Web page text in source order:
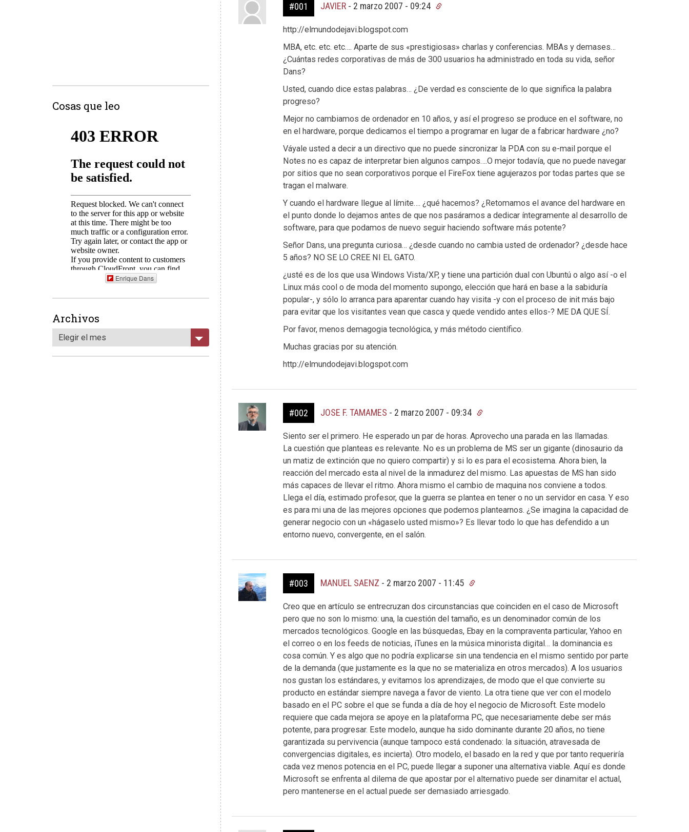
#001 JAVIER- 2 marzo 2007 - 09:24
http://elmundodejavi.blogspot.com
MBA, etc. etc. etc…. Aparte de sus «prestigiosas» charlas y conferencias. MBAs y demases…
¿Cuántas redes corporativas de más de 300 usuarios ha administrado en toda su vida, señor
Dans?
Usted, cuando dice estas palabras… ¿De verdad es consciente de lo que significa la palabra
progreso?
Mejor no cambiamos de ordenador en 10 años, y así el progreso se produce en el software, no
en el hardware, porque dedicamos el tiempo a programar en lugar de a fabricar hardware ¿no?
Váyale usted a decir a un directivo que no puede sincronizar la PDA con su e-mail porque el
Notes no es capaz de interpretar bien algunos campos….O mejor todavía, que no puede navegar
por sitios que no sean corporativos porque el FireFox tiene agujerazos por todas partes que se
tragan el malware.
Y cuando el hardware llegue al límite…. ¿qué hacemos? ¿Retomamos el avance del hardware en
el punto donde lo dejamos antes de que nos pasáramos a dedicar íntegramente al desarrollo de
software, para que podamos de nuevo seguir haciendo software más potente?
Señor Dans, una pregunta curiosa… ¿desde cuando no cambia usted de ordenador? ¿desde hace
5 años? NO SE LO CREE NI EL GATO.
¿usté es de los que usa Windows Vista/XP, y tiene una partición dual con Ubuntú o algo así -o el
Linux más cool o de moda del momento supongo, elección que hará en base a la sabiduría
popular-, y sólo lo arranca para aparentar cuando hay visita -y con el proceso de init más bajo
para evitar que los visitantes vean que casca y quede vendido antes ellos-? ME DA QUE SÍ.
Por favor, menos demagogia tecnológica, y más método científico.
Muchas gracias por su atención.
http://elmundodejavi.blogspot.com
#002 JOSE F. TAMAMES - 2 marzo 2007 - 09:34
Siento ser el primero. He esperado un par de horas. Aprovecho una parada en las llamadas.
La cuestión que planteas es relevante. No es un problema de MS ser un gigante (dinosaurio da
un matiz de extinción que no quiero compartir) y si lo es para el ecosistema. Ahora bien, la
reacción del mercado esta al nivel de la inmadurez del mismo. Las apuestas de MS han sido
más capaces de llevar el ritmo. Ahora mismo el cambio de maquina nos conviene a todos.
Llega el día, estimado profesor, que la guerra se plantea en tener o no un servidor en casa. Y eso
es para mi una de las mejores opciones que podemos plantearnos. ¿Se imagina la capacidad de
generar negocio con un «hágaselo usted mismo»? Es llevar todo lo que has defendido a un
entorno nuevo, convergente, en el salón.
#003 MANUEL SAENZ - 2 marzo 2007 - 11:45
Creo que en artículo se entrecruzan dos circunstancias que coinciden en el caso de Microsoft
pero que no son lo mismo: una, la cuestión del tamaño, es un denominador común de los
mercados tecnológicos. Google en las búsquedas, Ebay en la compraventa particular, Yahoo en
el correo o en los feeds de noticias, iTunes en la música minorista digital… la dominancia es
cosa común. Y es algo que no podría explicarse sin una tendencia en el mismo sentido por parte
de la demanda (que justamente es la que no se materializa en otros mercados). A los usuarios
nos gustan los estándares, y evitamos los aprendizajes, de modo que el que convierte su
producto en estándar siempre navega a favor de viento. La otra tiene que ver con el modelo
basado en el PC sobre el que se funda a día de hoy el negocio de Microsoft. Este modelo
requiere que cada mejora se apoye en la plataforma PC, que necesariamente debe ser más
potente, para progresar. Este modelo, aunque ha sido dominante durante 20 años, no tiene
garantizada su pervivencia (aunque tampoco está condenado: la situación, atravesada de
convergencias digitales, es incierta). Otro modelo, el basado en la red y que por tanto requeriría
cada vez menos potencia en el PC, puede llegar a suponer una alternativa viable. Aquí es donde
Microsoft se enfrenta al dilema de que apostar por el alternativo puede ser dinamitar el actual,
pero mantenerse en el actual puede ser demasiado arriesgado.
Cosas que leo
Enrique Dans
Archivos
Elegir el mes